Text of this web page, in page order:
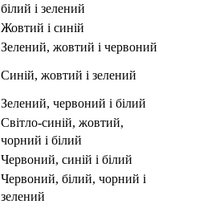
білий і зелений
жовтий і синій
зелений, жовтий і червоний
синій, жовтий і зелений
зелений, червоний і білий
світло-синій, жовтий,
чорний і білий
червоний, синій і білий
червоний, білий, чорний і
зелений